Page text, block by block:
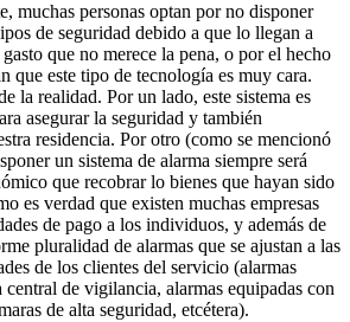
muchas personas optan por no disponer
de seguridad debido a que lo llegan a
que no merece la pena, o por el hecho
que este tipo de tecnología es muy cara.
la realidad. Por un lado, este sistema es
asegurar la seguridad y también
residencia. Por otro (como se mencionó
un sistema de alarma siempre será
que recobrar lo bienes que hayan sido
es verdad que existen muchas empresas
de pago a los individuos, y además de
pluralidad de alarmas que se ajustan a las
de los clientes del servicio (alarmas
central de vigilancia, alarmas equipadas con
de alta seguridad, etcétera).